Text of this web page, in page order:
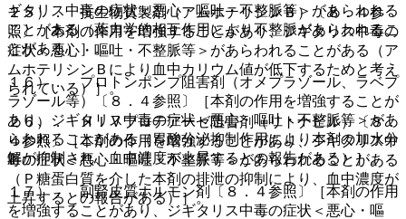
２５）． 抗生物質製剤（アムホテリシンＢ）〔８．４参
照〕［本剤の作用を増強することがあり、ジギタリス中毒の
症状＜悪心・嘔吐・不整脈等＞があらわれることがある（ア
ムホテリシンＢにより血中カリウム値が低下するためと考え
られている）］。
２６）． ＨＩＶプロテアーゼ阻害剤（リトナビル）〔８．
４参照〕［本剤の作用を増強することがあり、ジギタリス中
毒の症状＜悪心・嘔吐・不整脈等＞があらわれることがある
（Ｐ糖蛋白質を介した本剤の排泄の抑制により、血中濃度が
上昇するとの報告がある）］。
ギタリス中毒の症状＜悪心・嘔吐・不整脈等＞があらわれる
ことがある（薬力学的相互作用により不整脈があらわれるこ
とがある）］。
１６）． プロトンポンプ阻害剤（オメプラゾール、ラベプ
ラゾール等）〔８．４参照〕［本剤の作用を増強することが
あり、ジギタリス中毒の症状＜悪心・嘔吐・不整脈等＞があ
らわれることがある（胃酸分泌抑制作用により本剤の加水分
解が抑制され、血中濃度が上昇するとの報告がある）］。
１７）． 副腎皮質ホルモン剤〔８．４参照〕［本剤の作用
を増強することがあり、ジギタリス中毒の症状＜悪心・嘔